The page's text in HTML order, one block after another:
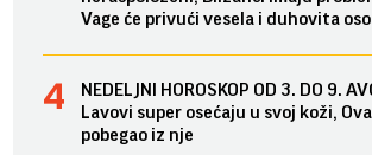
Vage će privući vesela i duhovita
NEDELJNI HOROSKOP OD 3. DO 9.
Lavovi super osećaju u svoj koži,
pobegao iz nje